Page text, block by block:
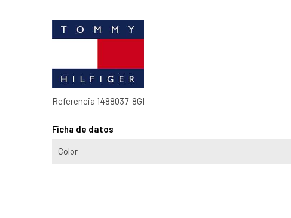
Referencia 1488037-8GI
Ficha de datos
Color